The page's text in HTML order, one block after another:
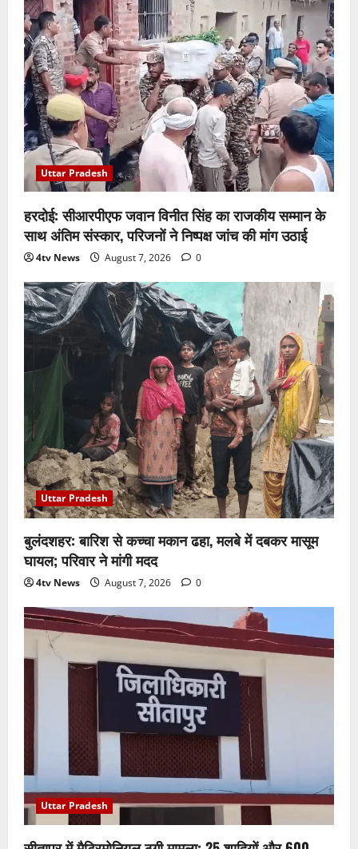
Uttar Pradesh
हरदोई: सीआरपीएफ जवान विनीत सिंह का राजकीय सम्मान के
साथ अंतिम संस्कार, परिजनों ने निष्पक्ष जांच की मांग उठाई
4tv News August 7, 2026 0
Uttar Pradesh
बुलंदशहर: बारिश से कच्चा मकान ढहा, मलबे में दबकर मासूम
घायल; परिवार ने मांगी मदद
4tv News August 7, 2026 0
Uttar Pradesh